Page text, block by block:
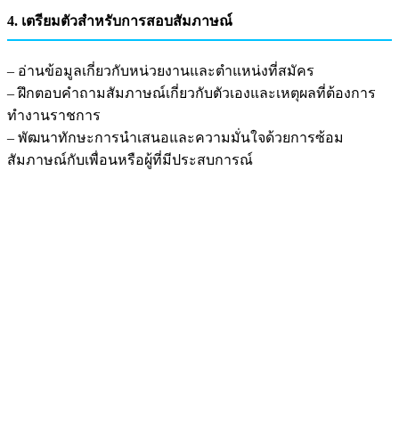
4. เตรียมตัวสำหรับการสอบสัมภาษณ์
– อ่านข้อมูลเกี่ยวกับหน่วยงานและตำแหน่งที่สมัคร
– ฝึกตอบคำถามสัมภาษณ์เกี่ยวกับตัวเองและเหตุผลที่ต้องการ
ทำงานราชการ
– พัฒนาทักษะการนำเสนอและความมั่นใจด้วยการซ้อม
สัมภาษณ์กับเพื่อนหรือผู้ที่มีประสบการณ์